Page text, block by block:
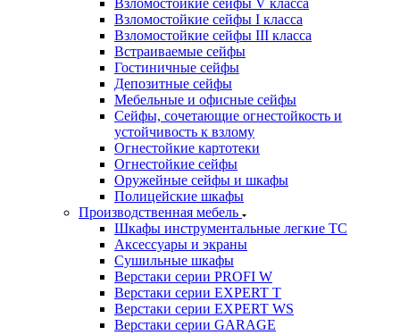
Взломостойкие сейфы I класса
Взломостойкие сейфы III класса
Встраиваемые сейфы
Гостиничные сейфы
Депозитные сейфы
Мебельные и офисные сейфы
Сейфы, сочетающие огнестойкость и
устойчивость к взлому
Огнестойкие картотеки
Огнестойкие сейфы
Оружейные сейфы и шкафы
Полицейские шкафы
Производственная мебель
Шкафы инструментальные легкие ТС
Аксессуары и экраны
Cушильные шкафы
Верстаки серии PROFI W
Верстаки серии EXPERT T
Верстаки серии EXPERT WS
Верстаки серии GARAGE